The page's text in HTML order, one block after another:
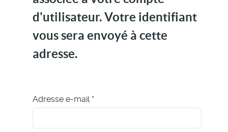
d'utilisateur. Votre identifiant
vous sera envoyé à cette
adresse.
Adresse e-mail*